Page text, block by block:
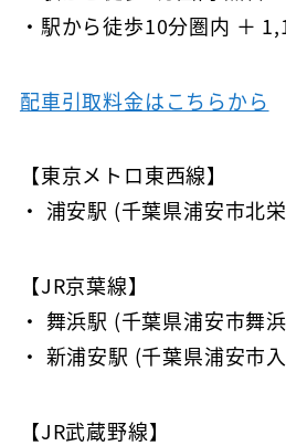
・駅から徒歩10分圏内 ＋
配車引取料金はこちらから
【東京メトロ東西線】
・ 浦安駅 (千葉県浦安市北
【JR京葉線】
・ 舞浜駅 (千葉県浦安市舞
・ 新浦安駅 (千葉県浦安市
【JR武蔵野線】